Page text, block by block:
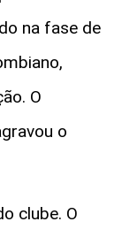
na fase de
O
o
clube. O